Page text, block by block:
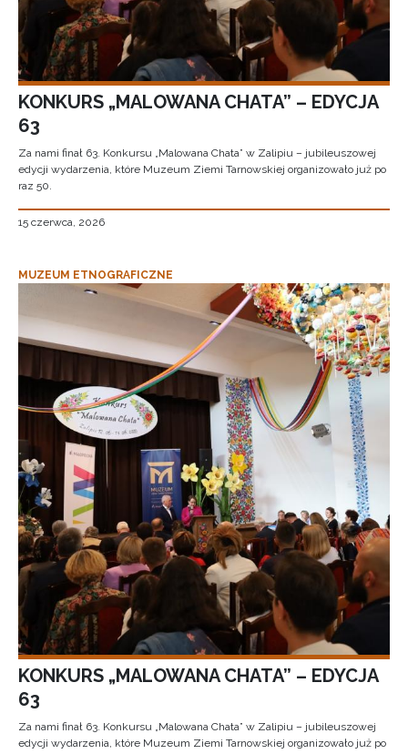
KONKURS „MALOWANA CHATA” – EDYCJA
63
Za nami finał 63. Konkursu „Malowana Chata” w Zalipiu – jubileuszowej
edycji wydarzenia, które Muzeum Ziemi Tarnowskiej organizowało już po
raz 50.
15 czerwca, 2026
MUZEUM ETNOGRAFICZNE
KONKURS „MALOWANA CHATA” – EDYCJA
63
Za nami finał 63. Konkursu „Malowana Chata” w Zalipiu – jubileuszowej
edycji wydarzenia, które Muzeum Ziemi Tarnowskiej organizowało już po